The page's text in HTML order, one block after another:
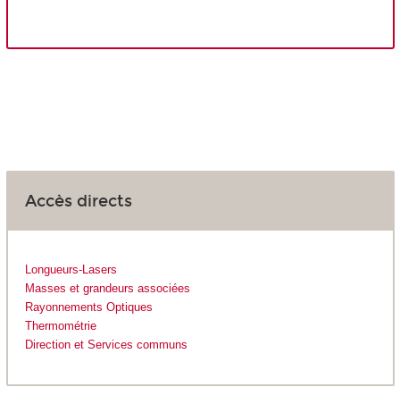
Accès directs
Longueurs-Lasers
Masses et grandeurs associées
Rayonnements Optiques
Thermométrie
Direction et Services communs